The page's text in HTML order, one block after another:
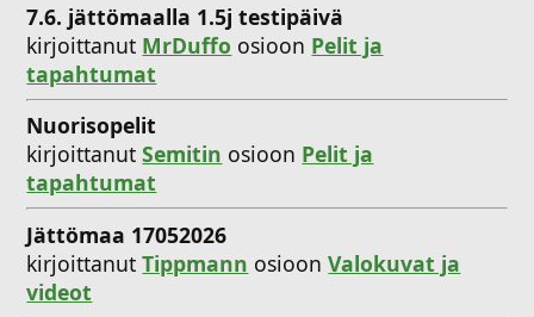
7.6. jättömaalla 1.5j testipäivä
kirjoittanut MrDuffo osioon Pelit ja
tapahtumat
Nuorisopelit
kirjoittanutSemitin osioon Pelit ja
tapahtumat
Jättömaa 17052026
kirjoittanutTippmann osioonValokuvat ja
videot